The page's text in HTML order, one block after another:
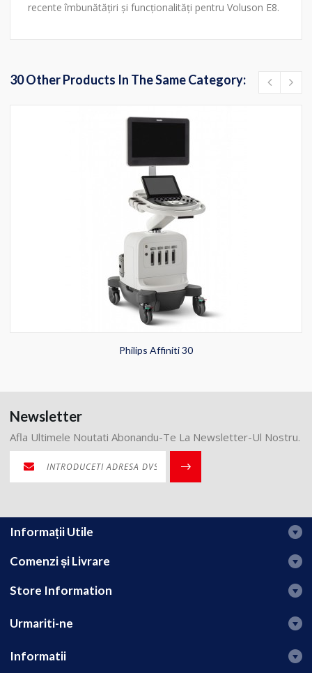
recente îmbunătățiri și funcționalități pentru Voluson E8.
30 Other Products In The Same Category:
Philips Affiniti 30
Newsletter
Afla Ultimele Noutati Abonandu-Te La Newsletter-Ul Nostru.
Informații Utile
Comenzi și Livrare
Store Information
Urmariti-ne
Informatii